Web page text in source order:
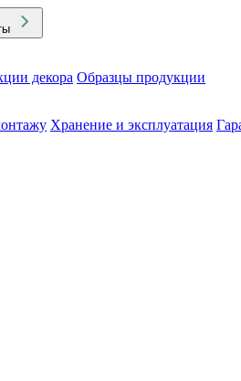
декора Образцы продукции
Хранение и эксплуатация